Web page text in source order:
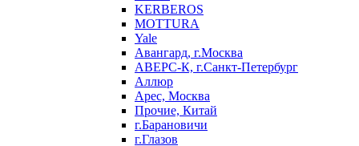
KERBEROS
MOTTURA
Yale
Авангард, г.Москва
АВЕРС-К, г.Санкт-Петербург
Аллюр
Арес, Москва
Прочие, Китай
г.Барановичи
г.Глазов